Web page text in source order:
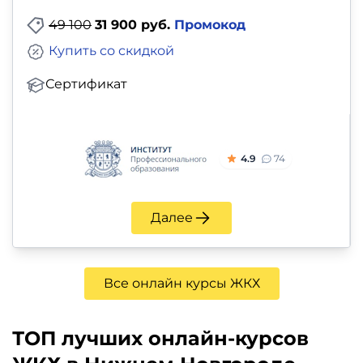
49 100 31 900 руб. Промокод
Сертификат
Купить со скидкой
4.9 74
Далее
Все онлайн курсы ЖКХ
ТОП лучших онлайн-курсов